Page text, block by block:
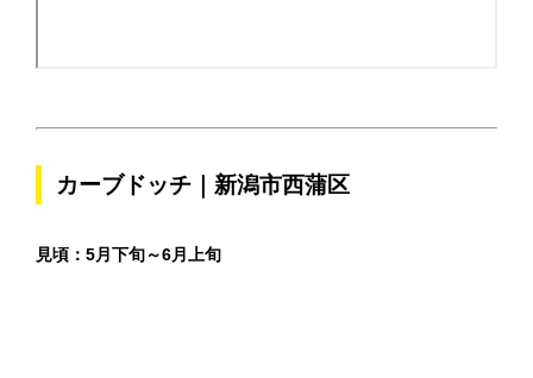
カーブドッチ｜新潟市西蒲区
見頃：5月下旬～6月上旬